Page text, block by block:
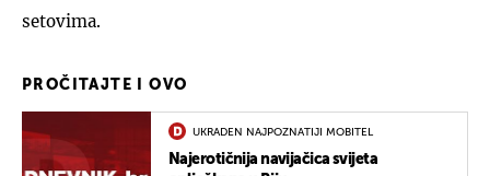
setovima.
PROČITAJTE I OVO
UKRADEN NAJPOZNATIJI MOBITEL
Najerotičnija navijačica svijeta